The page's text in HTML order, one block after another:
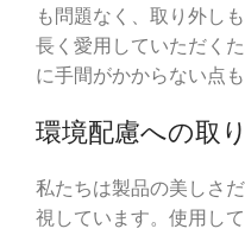
も問題なく、取り外し
長く愛用していただく
に手間がかからない点
環境配慮への取
私たちは製品の美しさ
視しています。使用し